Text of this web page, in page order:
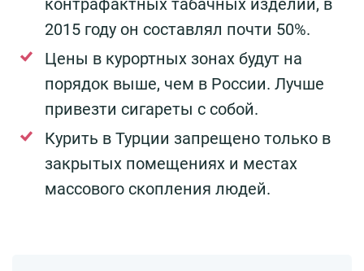
контрафактных табачных изделий, в
2015 году он составлял почти 50%.
Цены в курортных зонах будут на
порядок выше, чем в России. Лучше
привезти сигареты с собой.
Курить в Турции запрещено только в
закрытых помещениях и местах
массового скопления людей.